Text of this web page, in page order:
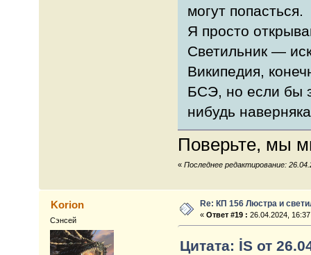
могут попасться.
Я просто
Светильник —
Википедия,
БСЭ, но если бы
нибудь
Поверьте, мы
« Последнее редактирование:
Korion
Сэнсей
Re: КП 156 Люстра и
«Ответ #19 : 26.04.2024,
Цитата: İS от